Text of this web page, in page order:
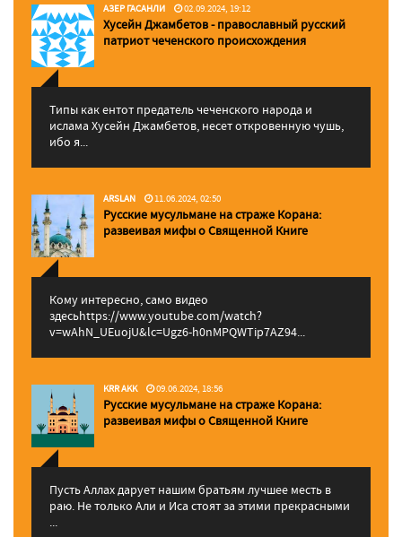
АЗЕР ГАСАНЛИ 02.09.2024, 19:12
Хусейн Джамбетов - православный русский
патриот чеченского происхождения
Типы как ентот предатель чеченского народа и
ислама Хусейн Джамбетов, несет откровенную чушь,
ибо я...
ARSLAN 11.06.2024, 02:50
Русские мусульмане на страже Корана:
pазвеивая мифы о Священной Книге
Кому интересно, само видео
здесьhttps://www.youtube.com/watch?
v=wAhN_UEuojU&lc=Ugz6-h0nMPQWTip7AZ94...
KRR AKK 09.06.2024, 18:56
Русские мусульмане на страже Корана:
pазвеивая мифы о Священной Книге
Пусть Аллах дарует нашим братьям лучшее месть в
раю. Не только Али и Иса стоят за этими прекрасными